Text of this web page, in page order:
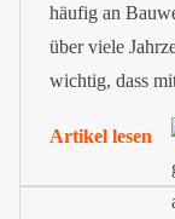
häufig an
über viele
wichtig, dass
auftreten. Aus
nach der
Artikel lesen